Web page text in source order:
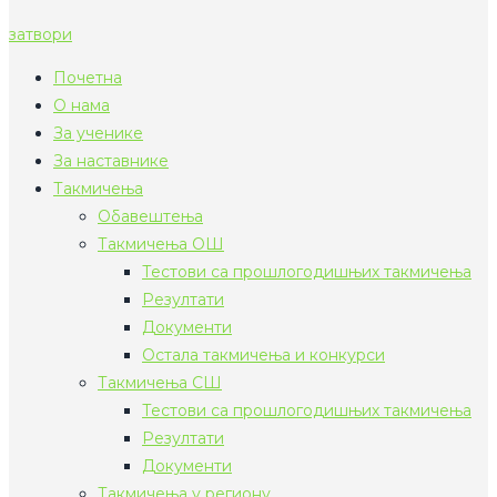
затвори
Почетна
О нама
За ученике
За наставнике
Такмичења
Обавештења
Такмичења ОШ
Тестови са прошлогодишњих такмичења
Резултати
Документи
Остала такмичења и конкурси
Такмичења СШ
Тестови са прошлогодишњих такмичења
Резултати
Документи